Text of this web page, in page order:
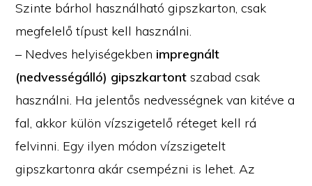
Szinte bárhol használható gipszkarton, csak
megfelelő típust kell használni.
– Nedves helyiségekben impregnált
(nedvességálló) gipszkartont szabad csak
használni. Ha jelentős nedvességnek van kitéve a
fal, akkor külön vízszigetelő réteget kell rá
felvinni. Egy ilyen módon vízszigetelt
gipszkartonra akár csempézni is lehet. Az